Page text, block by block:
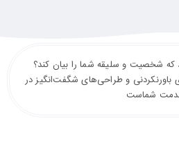
شخصیت و سلیقه شما را بیان کند؟
باورنکردنی و طراحی‌های شگفت‌انگیز در
شماست